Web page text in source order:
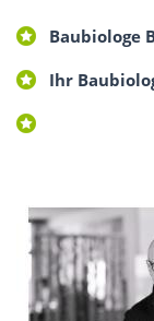
Baubiologe
Ihr